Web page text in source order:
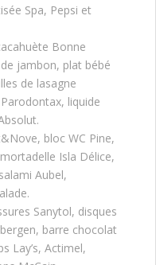
Spa, Pepsi et
Bonne
jambon, plat bébé
de lasagne
liquide
bloc WC Pine,
Isla Délice,
Aubel,
Sanytol, disques
barre chocolat
Lay’s, Actimel,